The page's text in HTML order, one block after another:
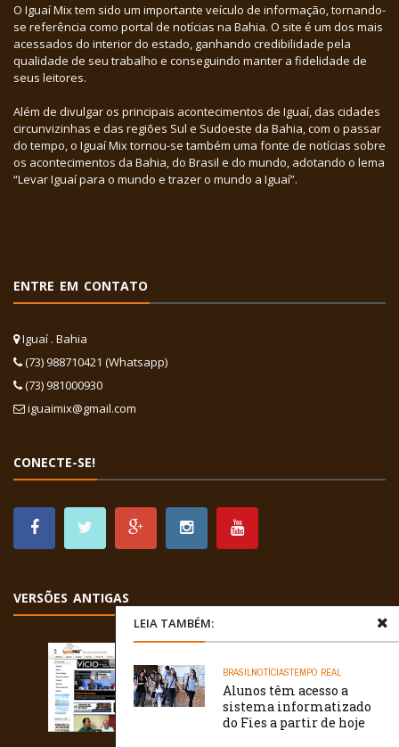
LEIA TAMBÉM:
BRASILNOTÍCIASTEMPO REAL
Alunos têm acesso a
sistema informatizado
do Fies a partir de hoje
O Iguaí Mix tem sido um importante veículo de informação, tornando-
se referência como portal de notícias na Bahia. O site é um dos mais
acessados do interior do estado, ganhando credibilidade pela
qualidade de seu trabalho e conseguindo manter a fidelidade de
seus leitores.
Além de divulgar os principais acontecimentos de Iguaí, das cidades
circunvizinhas e das regiões Sul e Sudoeste da Bahia, com o passar
do tempo, o Iguaí Mix tornou-se também uma fonte de notícias sobre
os acontecimentos da Bahia, do Brasil e do mundo, adotando o lema
“Levar Iguaí para o mundo e trazer o mundo a Iguaí”.
ENTRE EM CONTATO
Iguaí . Bahia
(73) 988710421 (Whatsapp)
(73) 981000930
iguaimix@gmail.com
CONECTE-SE!
VERSÕES ANTIGAS